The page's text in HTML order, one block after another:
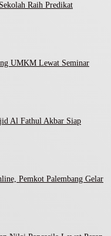
Raih Predikat
UMKM Lewat Seminar
Al Fathul Akbar Siap
Pemkot Palembang Gelar